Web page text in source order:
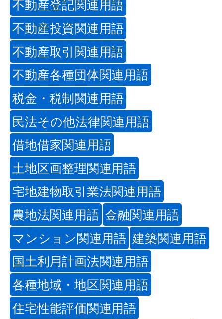
不動産登記関連用語
不動産投資関連用語
不動産取引関連用語
不動産各種団体関連用語
税金・税制関連用語
民法その他法律関連用語
借地借家関連用語
土地区画整理関連用語
宅地建物取引業法関連用語
農地法関連用語 金融関連用語
マンション関連用語 建築関連用語
国土利用計画法関連用語
各種地域・地区関連用語
住宅性能評価関連用語